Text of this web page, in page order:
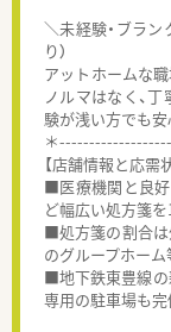
＼未経験・ブラ
り）
アットホームな
ノルマはなく、
験が浅い方でも安
＊
【店舗情報と応需
■医療機関と良好
ど幅広い処方箋
■処方箋の割合は
のグループホー
■地下鉄東豊線の
専用の駐車場も完